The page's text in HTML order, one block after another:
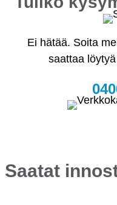
Ei hätää. Soita
saattaa
Saatat